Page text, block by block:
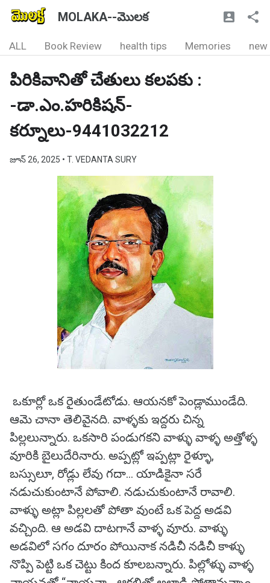
MOLAKA--మొలక
ALL Book Review health tips Memories new
పిరికివానితో చేతులు కలపకు :
-డా.ఎం.హరికిషన్-
కర్నూలు-9441032212
జూన్ 26, 2025 • T. VEDANTA SURY
ఒకూర్లో ఒక రైతుండేటోడు. ఆయనకో పెండ్లాముండేది.
ఆమె చానా తెలివైనది. వాళ్ళకు ఇద్దరు చిన్న
పిల్లలున్నారు. ఒకసారి పండుగకని వాళ్ళు వాళ్ళ అత్తోళ్ళ
వూరికి బైలుదేరినారు. అప్పట్లో ఇప్పట్లా రైళ్ళూ,
బస్సులూ, రోడ్లు లేవు గదా... యాడికైనా సరే
నడుచుకుంటానే పోవాలి. నడుచుకుంటానే రావాలి.
వాళ్ళు అట్లా పిల్లలతో పోతా వుంటే ఒక పెద్ద అడవి
వచ్చింది. ఆ అడవి దాటగానే వాళ్ళ వూరు. వాళ్ళు
అడవిలో సగం దూరం పోయినాక నడిచీ నడిచీ కాళ్ళు
నొప్పి పెట్టి ఒక చెట్టు కింద కూలబన్నారు. పిల్లోళ్ళు వాళ్ళ